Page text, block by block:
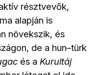
résztvevők,
alapján is
növekszik, és
de a hun–türk
és a Kurultáj